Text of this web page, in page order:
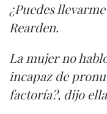
¿Puedes
Rearden.
La mujer no
incapaz de
factoría?, dijo